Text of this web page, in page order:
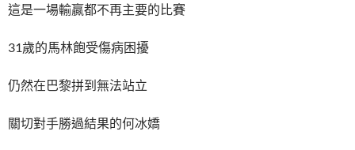
這是一場輸贏都不再主要的比賽
31歲的馬林飽受傷病困擾
仍然在巴黎拼到無法站立
關切對手勝過結果的何冰嬌